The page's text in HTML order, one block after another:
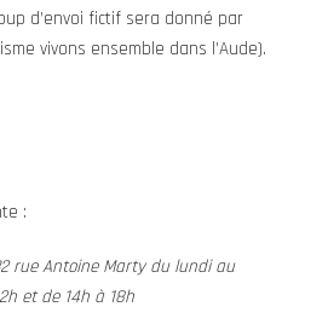
d’envoi fictif sera donné par
vivons ensemble dans l’Aude).
:
rue Antoine Marty du lundi au
et de 14h à 18h